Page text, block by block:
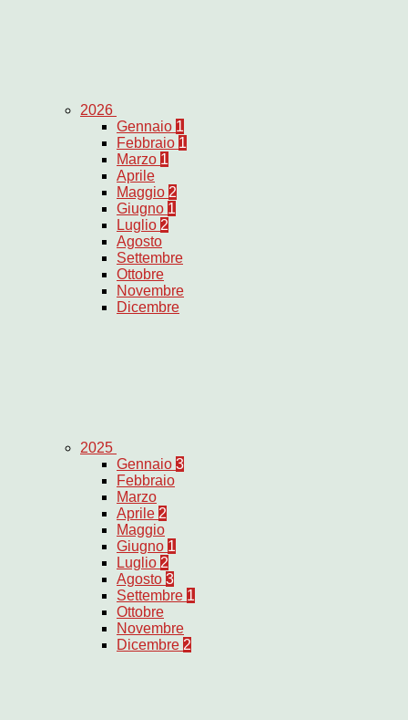
2026
Gennaio 1
Febbraio 1
Marzo 1
Aprile
Maggio 2
Giugno 1
Luglio 2
Agosto
Settembre
Ottobre
Novembre
Dicembre
2025
Gennaio 3
Febbraio
Marzo
Aprile 2
Maggio
Giugno 1
Luglio 2
Agosto 3
Settembre 1
Ottobre
Novembre
Dicembre 2